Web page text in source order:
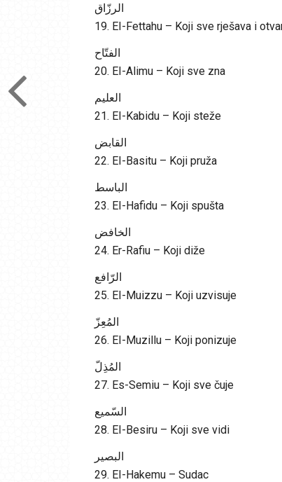
الرزّاق
19. EI-Fettahu – Koji sve rješava i
الفتّاح
20. EI-Alimu – Koji sve zna
العليم
21. EI-Kabidu – Koji steže
القابض
22. EI-Basitu – Koji pruža
الباسط
23. EI-Hafidu – Koji spušta
الخافض
24. Er-Rafiu – Koji diže
الرّافع
25. EI-Muizzu – Koji uzvisuje
المُعِزّ
26. EI-Muzillu – Koji ponizuje
المُذِلّ
27. Es-Semiu – Koji sve čuje
السّميع
28. EI-Besiru – Koji sve vidi
البصير
29. EI-Hakemu – Sudac